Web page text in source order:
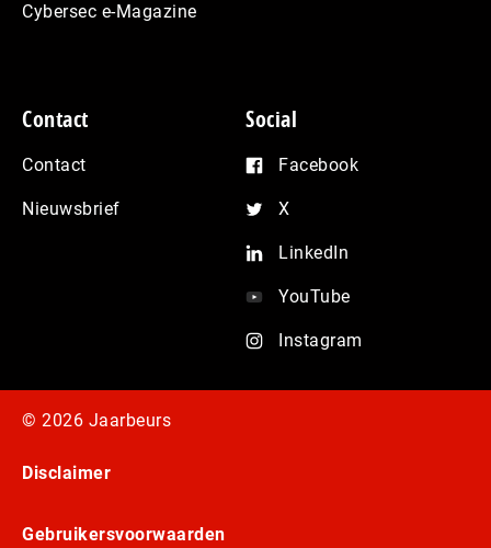
Cybersec e-Magazine
Contact
Contact
Nieuwsbrief
Social
Facebook
X
LinkedIn
YouTube
Instagram
© 2026 Jaarbeurs
Disclaimer
Gebruikersvoorwaarden